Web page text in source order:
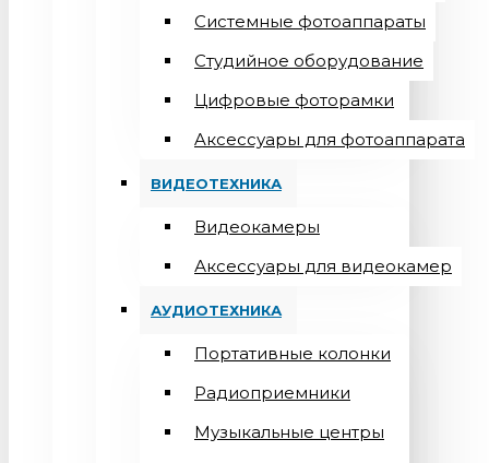
Системные фотоаппараты
Студийное оборудование
Цифровые фоторамки
Aксессуары для фотоаппарата
ВИДЕОТЕХНИКА
Видеокамеры
Аксессуары для видеокамер
АУДИОТЕХНИКА
Портативные колонки
Радиоприемники
Музыкальные центры